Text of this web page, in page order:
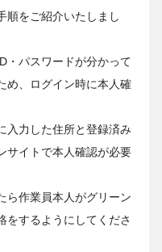
順をご紹介いたしまし
・パスワードが分かって
め、ログイン時に本人確
入力した住所と登録済み
サイトで本人確認が必要
ら作業員本人がグリーン
をするようにしてくださ